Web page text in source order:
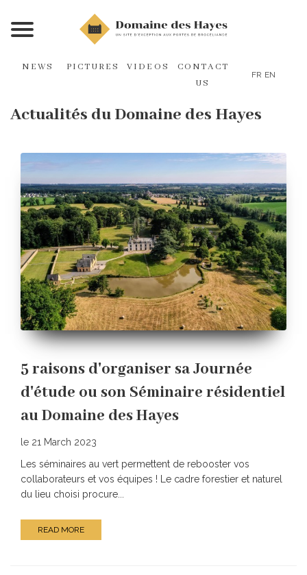
NEWS PICTURES VIDEOS
CONTACT
US
FR EN
Actualités du Domaine des Hayes
5 raisons d'organiser sa Journée
d'étude ou son Séminaire résidentiel
au Domaine des Hayes
le 21 March 2023
Les séminaires au vert permettent de rebooster vos
collaborateurs et vos équipes ! Le cadre forestier et naturel
du lieu choisi procure...
READ MORE